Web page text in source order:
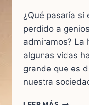
¿Qué pasaría si
perdido a
admiramos? La
algunas vidas
grande que es
nuestra